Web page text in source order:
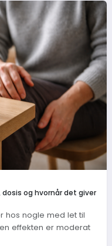
og hvornår det giver
hos nogle med let til
effekten er moderat